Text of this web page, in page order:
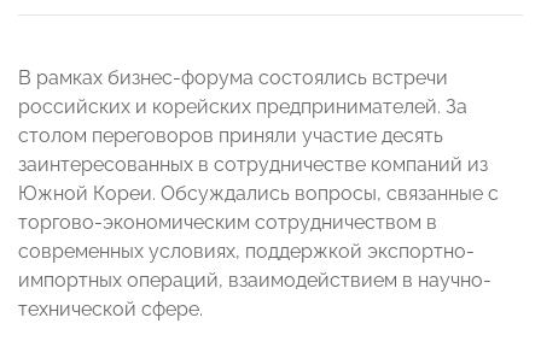
В рамках бизнес-форума состоялись встречи
российских и корейских предпринимателей. За
столом переговоров приняли участие десять
заинтересованных в сотрудничестве компаний из
Южной Кореи. Обсуждались вопросы, связанные с
торгово-экономическим сотрудничеством в
современных условиях, поддержкой экспортно-
импортных операций, взаимодействием в научно-
технической сфере.